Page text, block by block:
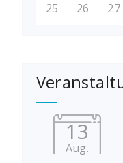
25 26 27
13
Aug.